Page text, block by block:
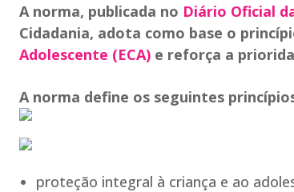
A norma, publicada no Diário Oficial
Cidadania, adota como base o
Adolescente (ECA) e reforça a
A norma define os seguintes
proteção integral à criança e ao